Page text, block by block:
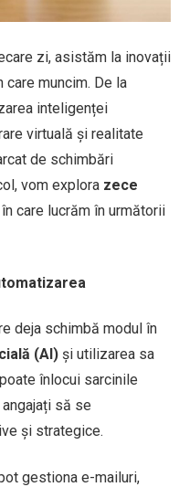
zi, asistăm la inovații
muncim. De la
inteligenței
virtuală și realitate
de schimbări
vom explora zece
care lucrăm în următorii
deja schimbă modul în
(AI)și utilizarea sa
înlocui sarcinile
să se
și strategice.
gestiona e-mailuri,